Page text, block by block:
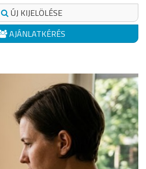
ÚJ KIJELÖLÉSE
AJÁNLATKÉRÉS